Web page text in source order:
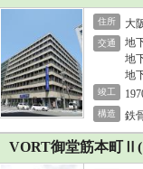
住所 大
交通
地
地
地
竣工
構造 鉄
VORT御堂筋本町Ⅱ(